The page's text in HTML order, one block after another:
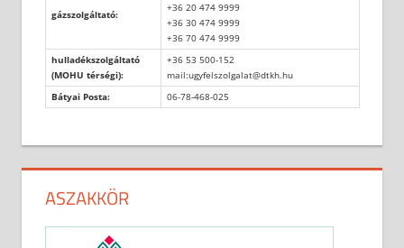
gázszolgáltató:
+36 20 474 9999
+36 30 474 9999
+36 70 474 9999
hulladékszolgáltató
(MOHU térségi):
+36 53 500-152
mail:ugyfelszolgalat@dtkh.hu
Bátyai Posta:
06-78-468-025
ASZAKKÖR